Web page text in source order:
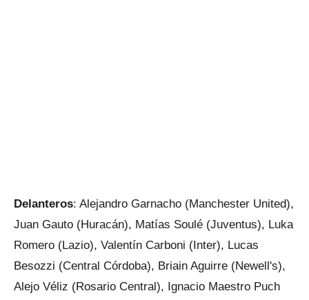
Delanteros: Alejandro Garnacho (Manchester United),
Juan Gauto (Huracán), Matías Soulé (Juventus), Luka
Romero (Lazio), Valentín Carboni (Inter), Lucas
Besozzi (Central Córdoba), Briain Aguirre (Newell's),
Alejo Véliz (Rosario Central), Ignacio Maestro Puch